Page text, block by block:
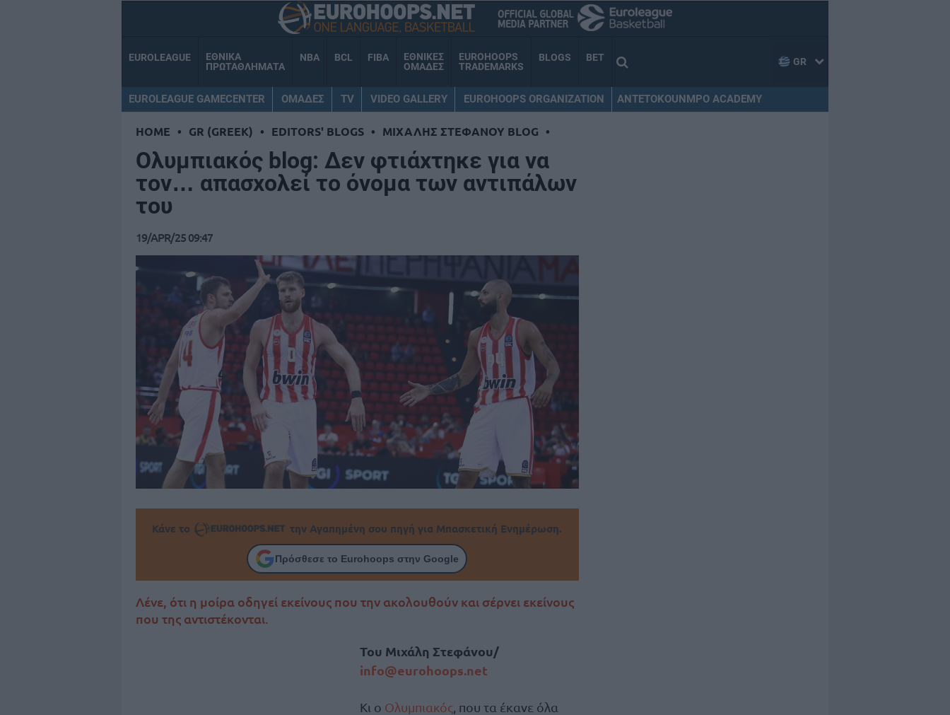
EUROLEAGUE
ΕΘΝΙΚΑ
ΠΡΩΤΑΘΛΗΜΑΤΑ
NBA BCL FIBA
ΕΘΝΙΚΕΣ
ΟΜΑΔΕΣ
EUROHOOPS
TRADEMARKS
BLOGS BET GR
EUROLEAGUE GAMECENTER ΟΜΑΔΕΣ TV VIDEO GALLERY EUROHOOPS ORGANIZATION ANTETOKOUNMPO ACADEMY
HOME • GR (GREEK) • EDITORS' BLOGS • ΜΙΧΑΛΗΣ ΣΤΕΦΑΝΟΥ BLOG •
Ολυμπιακός blog: Δεν φτιάχτηκε για να
τον… απασχολεί το όνομα των αντιπάλων
του
19/APR/25 09:47
Κάνε το την Αγαπημένη σου πηγή για Μπασκετική Ενημέρωση.
Πρόσθεσε το Eurohoops στην Google
Λένε, ότι η μοίρα οδηγεί εκείνους που την ακολουθούν και σέρνει εκείνους
που της αντιστέκονται.
Του Μιχάλη Στεφάνου/
info@eurohoops.net
Κι ο Ολυμπιακός, που τα έκανε όλα